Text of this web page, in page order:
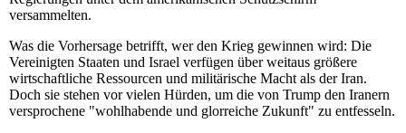
versammelten.
Was die Vorhersage betrifft, wer den Krieg gewinnen wird: Die
Vereinigten Staaten und Israel verfügen über weitaus größere
wirtschaftliche Ressourcen und militärische Macht als der Iran.
Doch sie stehen vor vielen Hürden, um die von Trump den Iranern
versprochene "wohlhabende und glorreiche Zukunft" zu entfesseln.